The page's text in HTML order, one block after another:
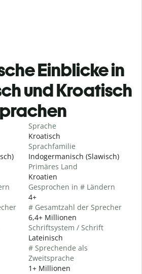
Einblicke in
und Kroatisch
Sprache
Kroatisch
Sprachfamilie
Indogermanisch (Slawisch)
Primäres Land
Kroatien
Gesprochen in # Ländern
4+
# Gesamtzahl der Sprecher
6,4+ Millionen
Schriftsystem / Schrift
Lateinisch
# Sprechende als
Zweitsprache
1+ Millionen